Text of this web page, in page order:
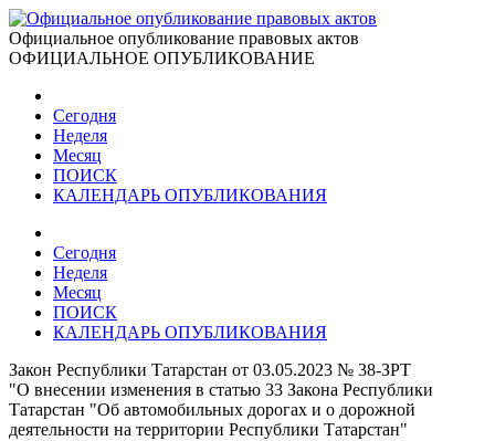
Официальное опубликование правовых актов
ОФИЦИАЛЬНОЕ ОПУБЛИКОВАНИЕ
Сегодня
Неделя
Месяц
ПОИСК
КАЛЕНДАРЬ ОПУБЛИКОВАНИЯ
Сегодня
Неделя
Месяц
ПОИСК
КАЛЕНДАРЬ ОПУБЛИКОВАНИЯ
Закон Республики Татарстан от 03.05.2023 № 38-ЗРТ
"О внесении изменения в статью 33 Закона Республики
Татарстан "Об автомобильных дорогах и о дорожной
деятельности на территории Республики Татарстан"